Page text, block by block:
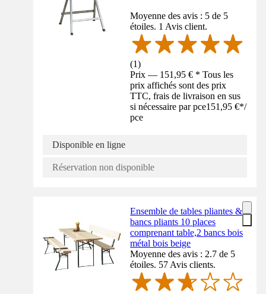
Moyenne des avis : 5 de 5
étoiles. 1 Avis client.
(1)
Prix — 151,95 € * Tous les
prix affichés sont des prix
TTC, frais de livraison en sus
si nécessaire par pce151,95 €*/
pce
Disponible en ligne
Réservation non disponible
Ensemble de tables pliantes &
bancs pliants 10 places
comprenant table,2 bancs bois
métal bois beige
Moyenne des avis : 2.7 de 5
étoiles. 57 Avis clients.